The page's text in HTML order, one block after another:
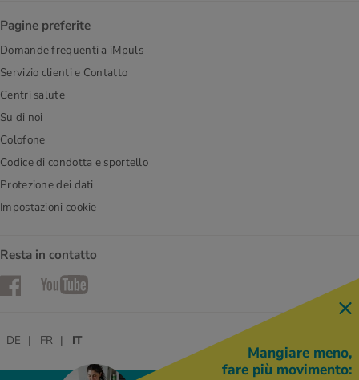
Pagine preferite
Domande frequenti a iMpuls
Servizio clienti e Contatto
Centri salute
Su di noi
Colofone
Codice di condotta e sportello
Protezione dei dati
Impostazioni cookie
Resta in contatto
FacebookYouTube
DE FR IT
Mangiare meno,
fare più movimento: